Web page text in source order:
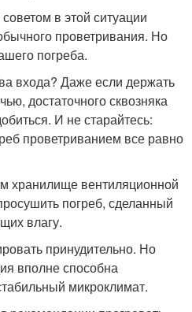
в этой ситуации
проветривания. Но
погреба.
входа? Даже если держать
достаточного сквозняка
И не старайтесь:
проветриванием все равно
хранилище вентиляционной
погреб, сделанный
влагу.
принудительно. Но
вполне способна
микроклимат.